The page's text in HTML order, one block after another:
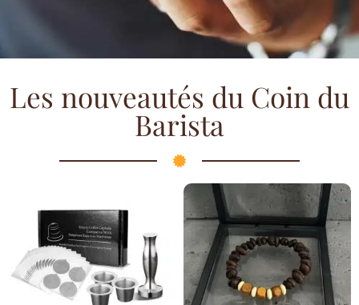
Les nouveautés du Coin du
Barista